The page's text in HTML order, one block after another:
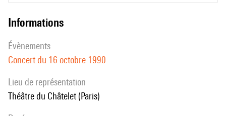
informations
évènements
Concert du 16 octobre 1990
Lieu de représentation
Théâtre du Châtelet (Paris)